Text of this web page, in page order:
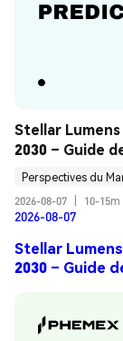
Stellar
2030 – Guide
Perspectives du
2026-08-07
10-15m
2026-08-07
Stellar
2030 – Guide